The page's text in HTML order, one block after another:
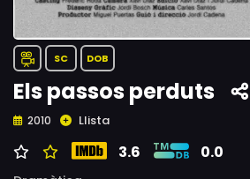
SC DOB
Els passos perduts
2010 Llista
3.6 0.0